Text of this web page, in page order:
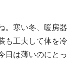
。寒い冬、暖房器
も工夫して体を冷
日は薄いのにとっ